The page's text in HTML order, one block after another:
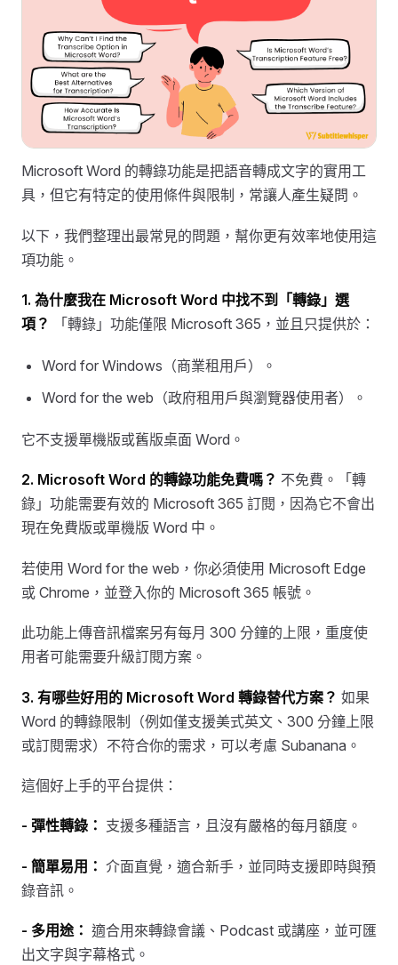
Microsoft Word 的轉錄功能是把語音轉成文字的實用工
具，但它有特定的使用條件與限制，常讓人產生疑問。
以下，我們整理出最常見的問題，幫你更有效率地使用這
項功能。
1. 為什麼我在 Microsoft Word 中找不到「轉錄」選
項？
「轉錄」功能僅限 Microsoft 365，並且只提供於：
Word for Windows（商業租用戶）。
Word for the web（政府租用戶與瀏覽器使用者）。
它不支援單機版或舊版桌面 Word。
2. Microsoft Word 的轉錄功能免費嗎？ 不免費。「轉
錄」功能需要有效的 Microsoft 365 訂閱，因為它不會出
現在免費版或單機版 Word 中。
若使用 Word for the web，你必須使用 Microsoft Edge
或 Chrome，並登入你的 Microsoft 365 帳號。
此功能上傳音訊檔案另有每月 300 分鐘的上限，重度使
用者可能需要升級訂閱方案。
3. 有哪些好用的 Microsoft Word 轉錄替代方案？ 如果
Word 的轉錄限制（例如僅支援美式英文、300 分鐘上限
或訂閱需求）不符合你的需求，可以考慮 Subanana。
這個好上手的平台提供：
- 彈性轉錄： 支援多種語言，且沒有嚴格的每月額度。
- 簡單易用： 介面直覺，適合新手，並同時支援即時與預
錄音訊。
- 多用途： 適合用來轉錄會議、Podcast 或講座，並可匯
出文字與字幕格式。